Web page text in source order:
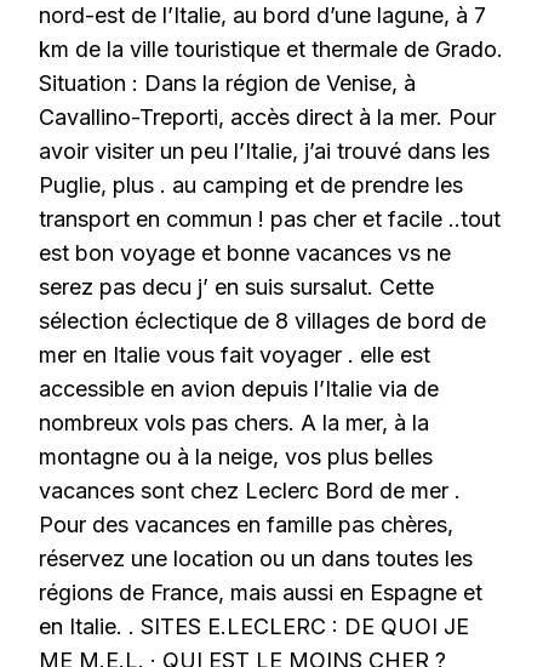
nord-est de l’Italie, au bord d’une lagune, à 7
km de la ville touristique et thermale de Grado.
Situation : Dans la région de Venise, à
Cavallino-Treporti, accès direct à la mer. Pour
avoir visiter un peu l’Italie, j’ai trouvé dans les
Puglie, plus . au camping et de prendre les
transport en commun ! pas cher et facile ..tout
est bon voyage et bonne vacances vs ne
serez pas decu j’ en suis sursalut. Cette
sélection éclectique de 8 villages de bord de
mer en Italie vous fait voyager . elle est
accessible en avion depuis l’Italie via de
nombreux vols pas chers. A la mer, à la
montagne ou à la neige, vos plus belles
vacances sont chez Leclerc Bord de mer .
Pour des vacances en famille pas chères,
réservez une location ou un dans toutes les
régions de France, mais aussi en Espagne et
en Italie. . SITES E.LECLERC : DE QUOI JE
ME M.E.L. · QUI EST LE MOINS CHER ?